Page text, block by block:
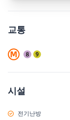
교통
시설
전기난방